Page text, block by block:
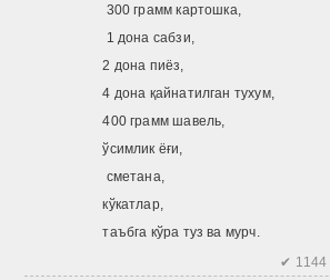
300 грамм картошка,
1 дона сабзи,
2 дона пиёз,
4 дона қайнатилган тухум,
400 грамм шавель,
ўсимлик ёғи,
сметана,
кўкатлар,
таъбга кўра туз ва мурч.
✔ 1144